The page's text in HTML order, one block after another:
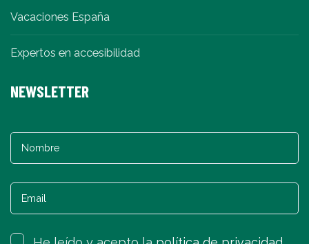
Vacaciones España
Expertos en accesibilidad
NEWSLETTER